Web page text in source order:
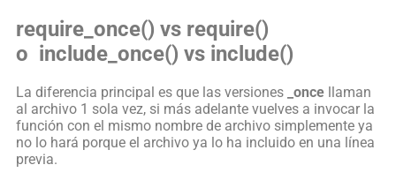
require_once() vs require()
o include_once() vs include()
La diferencia principal es que las versiones _once llaman
al archivo 1 sola vez, si más adelante vuelves a invocar la
función con el mismo nombre de archivo simplemente ya
no lo hará porque el archivo ya lo ha incluido en una línea
previa.